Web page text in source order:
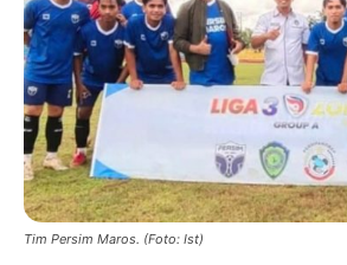
Tim Persim Maros. (Foto: Ist)